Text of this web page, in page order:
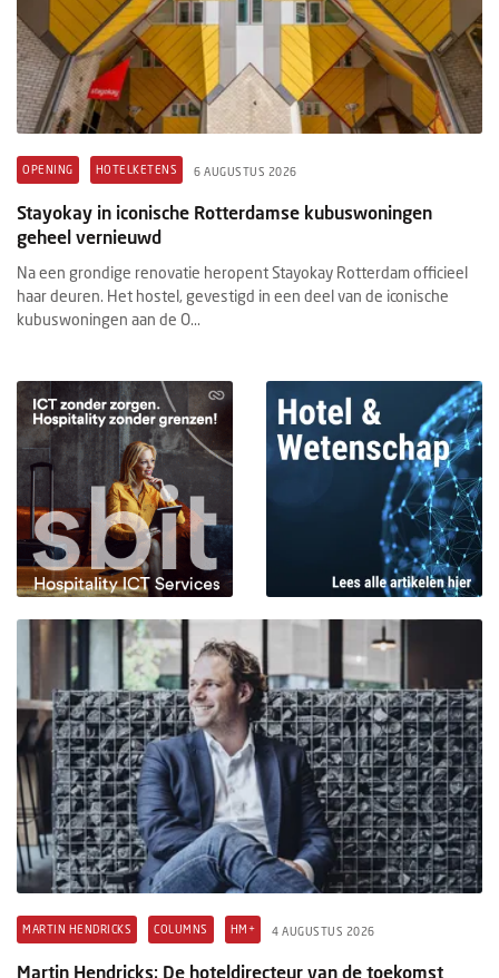
OPENING HOTELKETENS 6 AUGUSTUS 2026
Stayokay in iconische Rotterdamse kubuswoningen
geheel vernieuwd
Na een grondige renovatie heropent Stayokay Rotterdam officieel
haar deuren. Het hostel, gevestigd in een deel van de iconische
kubuswoningen aan de O...
MARTIN HENDRICKS COLUMNS HM+ 4 AUGUSTUS 2026
Martin Hendricks: De hoteldirecteur van de toekomst